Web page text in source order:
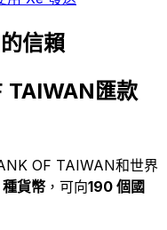
信賴
TAIWAN匯款
OF TAIWAN和世界
貨幣 ，可向190 個國